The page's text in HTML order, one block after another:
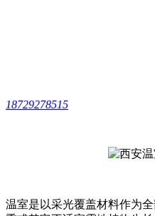
18729278515
温室是以采光覆盖材料作为